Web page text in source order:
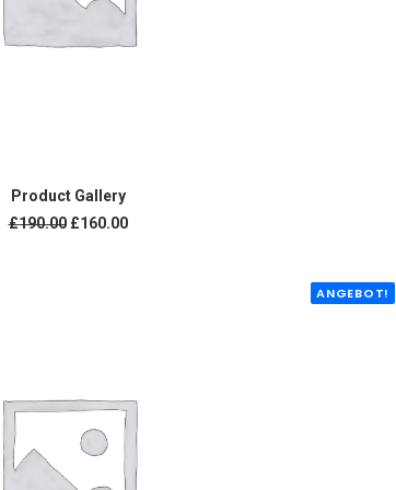
IN DEN WARENKORB
Product Gallery
£190.00 Ursprünglicher
£160.00Aktueller
ANGEBOT!